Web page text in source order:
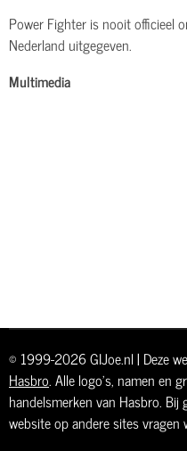
Power Fighter is nooit officieel
Nederland uitgegeven.
Multimedia
© 1999-2026 GIJoe.nl | Deze
Hasbro. Alle logo's, namen en
handelsmerken van Hasbro.
website op andere sites vragen